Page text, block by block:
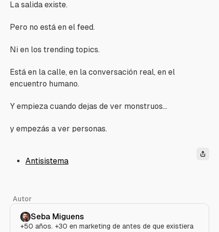
La salida existe.
Pero no está en el feed.
Ni en los trending topics.
Está en la calle, en la conversación real, en el
encuentro humano.
Y empieza cuando dejas de ver monstruos…
y empezás a ver personas.
Antisistema
Autor
Seba Miguens
+50 años. +30 en marketing de antes de que existiera